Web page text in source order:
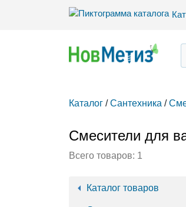
Каталог / Сантехника /
Смесители для
Всего товаров: 1
Каталог товаров